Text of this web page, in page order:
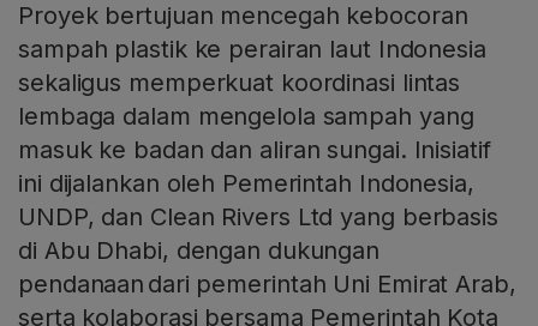
Proyek bertujuan mencegah kebocoran
sampah plastik ke perairan laut Indonesia
sekaligus memperkuat koordinasi lintas
lembaga dalam mengelola sampah yang
masuk ke badan dan aliran sungai. Inisiatif
ini dijalankan oleh Pemerintah Indonesia,
UNDP, dan Clean Rivers Ltd yang berbasis
di Abu Dhabi, dengan dukungan
pendanaan dari pemerintah Uni Emirat Arab,
serta kolaborasi bersama Pemerintah Kota